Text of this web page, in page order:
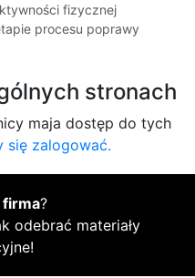
fizycznej
procesu poprawy
stronach
maja dostęp do tych
się zalogować.
firma?
odebrać materiały